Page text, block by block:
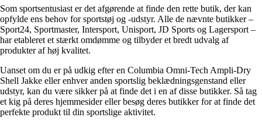
Som sportsentusiast er det afgørende at finde den rette butik, der kan
opfylde ens behov for sportstøj og -udstyr. Alle de nævnte butikker –
Sport24, Sportmaster, Intersport, Unisport, JD Sports og Lagersport –
har etableret et stærkt omdømme og tilbyder et bredt udvalg af
produkter af høj kvalitet.
Uanset om du er på udkig efter en Columbia Omni-Tech Ampli-Dry
Shell Jakke eller enhver anden sportslig beklædningsgenstand eller
udstyr, kan du være sikker på at finde det i en af disse butikker. Så tag
et kig på deres hjemmesider eller besøg deres butikker for at finde det
perfekte produkt til din sportslige aktivitet.